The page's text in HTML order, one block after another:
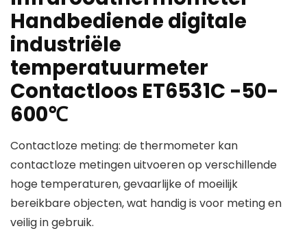
Handbediende digitale
industriële
temperatuurmeter
Contactloos ET6531C -50-
600℃
Contactloze meting: de thermometer kan
contactloze metingen uitvoeren op verschillende
hoge temperaturen, gevaarlijke of moeilijk
bereikbare objecten, wat handig is voor meting en
veilig in gebruik.